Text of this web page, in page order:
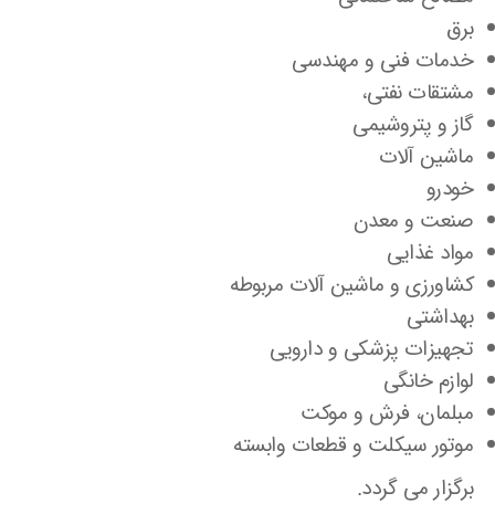
برق
خدمات فنی و مهندسی
مشتقات نفتی،
گاز و پتروشیمی
ماشین آلات
خودرو
صنعت و معدن
مواد غذایی
کشاورزی و ماشین آلات مربوطه
بهداشتی
تجهیزات پزشکی و دارویی
لوازم خانگی
مبلمان، فرش و موکت
موتور سیکلت و قطعات وابسته
برگزار می گردد.